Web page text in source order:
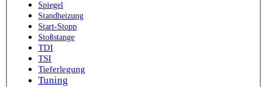
Spiegel
Standheizung
Start-Stopp
Stoßstange
TDI
TSI
Tieferlegung
Tuning